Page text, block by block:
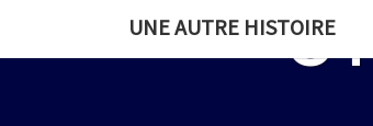
UNE AUTRE HISTOIRE